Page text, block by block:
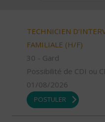
TECHNICIEN
FAMILIALE (H/F)
30 - Gard
Possibilité de CDI ou
01/08/2026
POSTULER